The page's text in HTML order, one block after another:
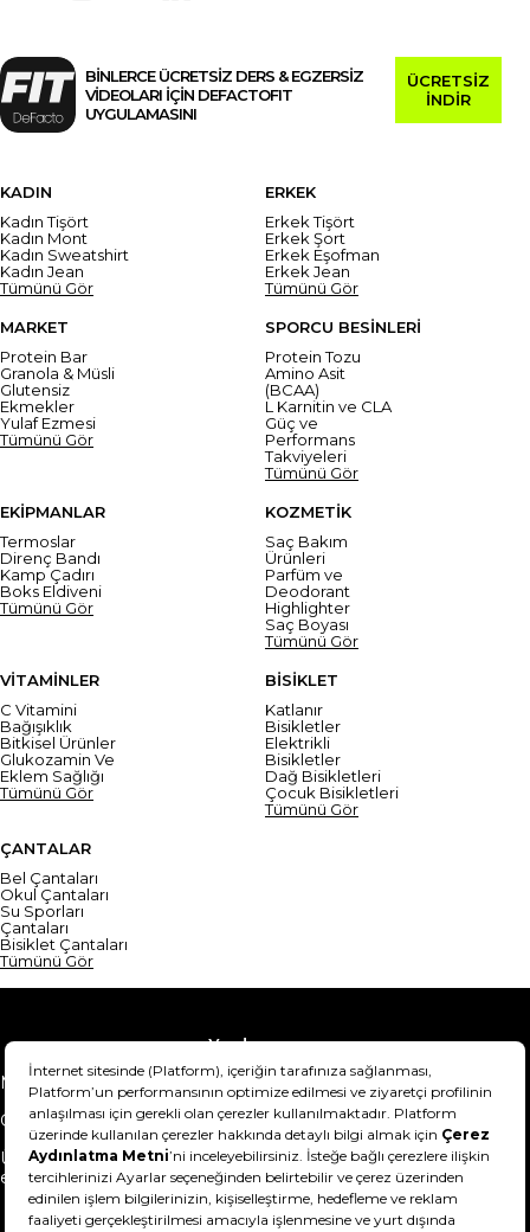
BİNLERCE ÜCRETSİZ DERS & EGZERSİZ
VİDEOLARI İÇİN DEFACTOFIT
UYGULAMASINI
ÜCRETSİZ
İNDİR
KADIN
Kadın Tişört
Kadın Mont
Kadın Sweatshirt
Kadın Jean
Tümünü Gör
ERKEK
Erkek Tişört
Erkek Şort
Erkek Eşofman
Erkek Jean
Tümünü Gör
MARKET
Protein Bar
Granola & Müsli
Glutensiz
Ekmekler
Yulaf Ezmesi
Tümünü Gör
SPORCU BESİNLERİ
Protein Tozu
Amino Asit
(BCAA)
L Karnitin ve CLA
Güç ve
Performans
Takviyeleri
Tümünü Gör
EKİPMANLAR
Termoslar
Direnç Bandı
Kamp Çadırı
Boks Eldiveni
Tümünü Gör
KOZMETİK
Saç Bakım
Ürünleri
Parfüm ve
Deodorant
Highlighter
Saç Boyası
Tümünü Gör
VİTAMİNLER
C Vitamini
Bağışıklık
Bitkisel Ürünler
Glukozamin Ve
Eklem Sağlığı
Tümünü Gör
BİSİKLET
Katlanır
Bisikletler
Elektrikli
Bisikletler
Dağ Bisikletleri
Çocuk Bisikletleri
Tümünü Gör
ÇANTALAR
Bel Çantaları
Okul Çantaları
Su Sporları
Çantaları
Bisiklet Çantaları
Tümünü Gör
Yardım
Mesafeli Satış Sözleşmesi
Teslimat Bilgisi
Gizlilik Sözleşmesi
Şartlar & Koşullar
Ürünümü nasıl iade
edebilirim?
Hakkımızda